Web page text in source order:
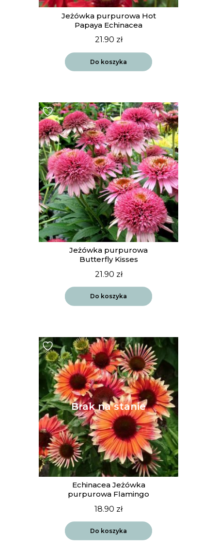
Jeżówka purpurowa Hot
Papaya Echinacea
21.90 zł
Do koszyka
Jeżówka purpurowa
Butterfly Kisses
21.90 zł
Do koszyka
Echinacea Jeżówka
purpurowa Flamingo
18.90 zł
Do koszyka